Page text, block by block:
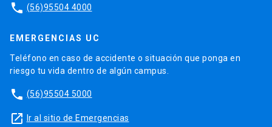
phone (56)95504 4000
EMERGENCIAS UC
Teléfono en caso de accidente o situación que ponga en
riesgo tu vida dentro de algún campus.
phone (56)95504 5000
launch Ir al sitio de Emergencias